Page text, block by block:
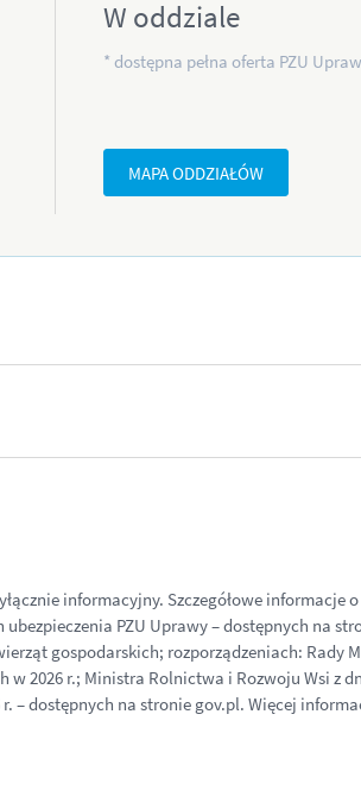
W oddziale
* dostępna pełna oferta PZU
MAPA ODDZIAŁÓW
informacyjny. Szczegółowe informacje
PZU Uprawy – dostępnych na
gospodarskich; rozporządzeniach: Rady
w 2026 r.; Ministra Rolnictwa i Rozwoju Wsi z
– dostępnych na stronie gov.pl. Więcej